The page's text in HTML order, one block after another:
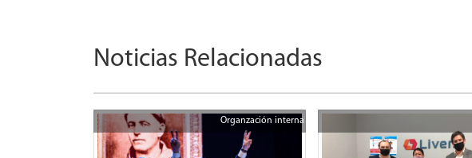
Noticias Relacionadas
Organzación interna